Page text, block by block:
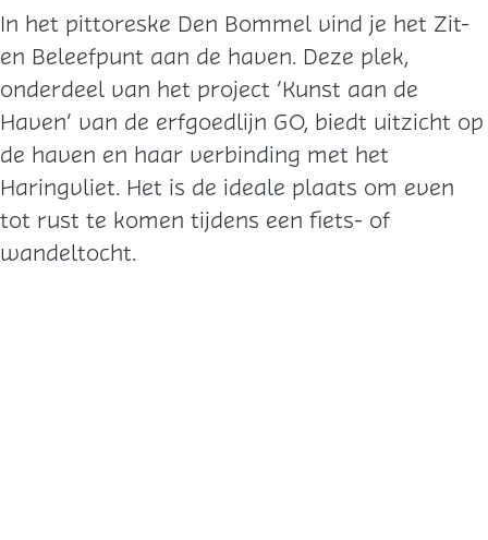
In het pittoreske Den Bommel vind je het Zit-
en Beleefpunt aan de haven. Deze plek,
onderdeel van het project ‘Kunst aan de
Haven’ van de erfgoedlijn GO, biedt uitzicht op
de haven en haar verbinding met het
Haringvliet. Het is de ideale plaats om even
tot rust te komen tijdens een fiets- of
wandeltocht.